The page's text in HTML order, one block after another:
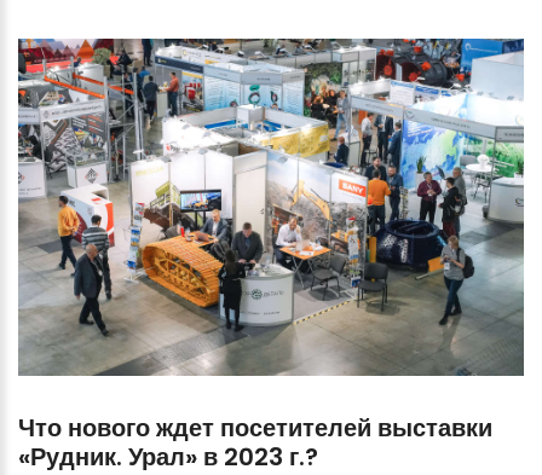
Что новогождет посетителей выставки
«Рудник. Урал» в 2023 г.?